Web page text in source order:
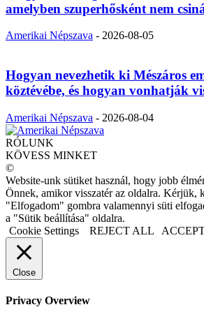
amelyben szuperhősként nem
Amerikai Népszava - 2026-08-05
Hogyan nevezhetik ki Mészáros
köztévébe, és hogyan vonhatják
Amerikai Népszava - 2026-08-04
RÓLUNK
KÖVESS MINKET
©
Website-unk sütiket használ, hogy jobb
Önnek, amikor visszatér az oldalra. Kérjük,
"Elfogadom" gombra valamennyi süti
a "Sütik beállítása" oldalra.
Cookie Settings
REJECT ALL
Close
Privacy Overview